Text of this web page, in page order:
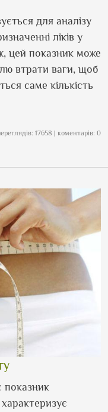
для аналізу
ліків у
цей показник може
втрати ваги, щоб
саме кількість
17658 | коментарів: 0
показник